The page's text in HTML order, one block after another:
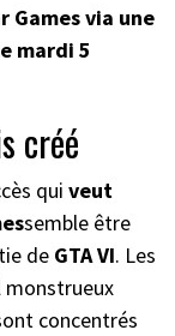
Games via une
mardi 5
créé
qui veut
semble être
de GTA VI. Les
monstrueux
concentrés